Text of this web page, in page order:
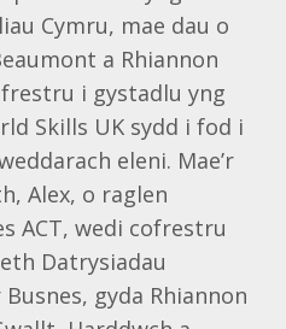
Cymru, mae dau o
a Rhiannon
i gystadlu yng
Skills UK sydd i fod i
eleni. Mae’r
Alex, o raglen
ACT, wedi cofrestru
Datrysiadau
gyda Rhiannon